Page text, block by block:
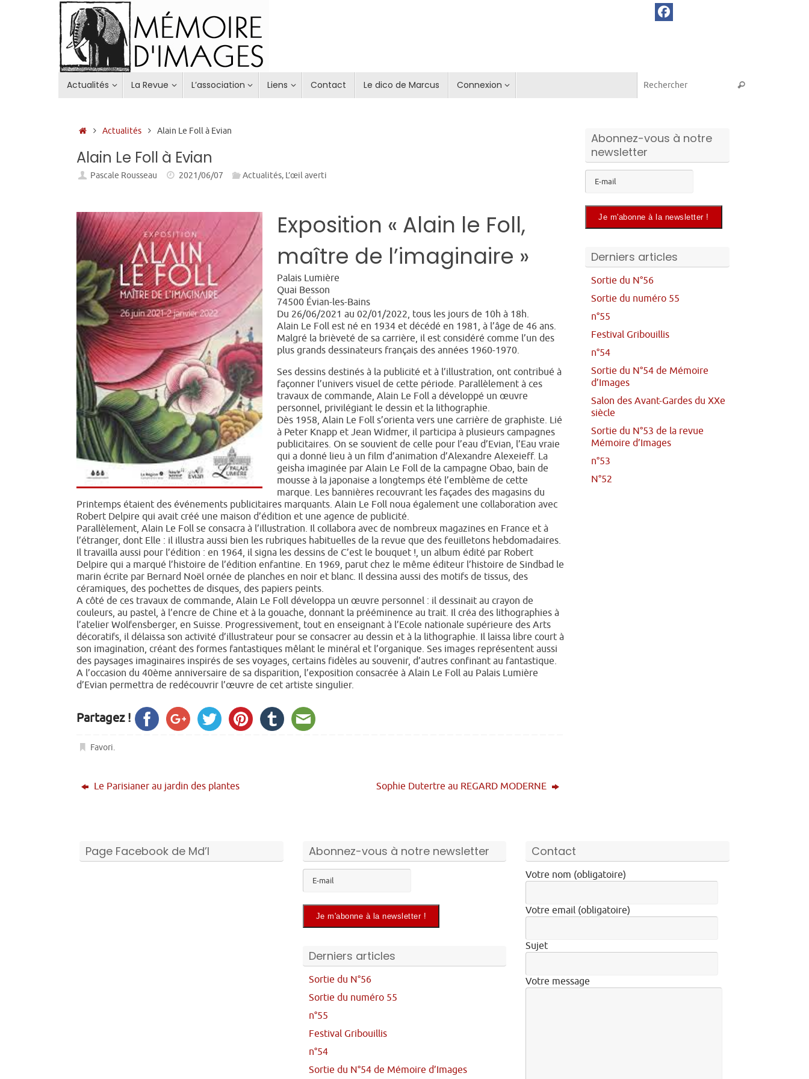
Actualités La Revue L’association Liens Contact Le dico de Marcus Connexion Rechercher
Accueil
Actualités Alain Le Foll à Evian
Alain Le Foll à Evian
Pascale Rousseau 2021/06/07 Actualités, L’œil averti
Exposition « Alain le Foll,
maître de l’imaginaire »
Palais Lumière
Quai Besson
74500 Évian-les-Bains
Du 26/06/2021 au 02/01/2022, tous les jours de 10h à 18h.
Alain Le Foll est né en 1934 et décédé en 1981, à l’âge de 46 ans.
Malgré la brièveté de sa carrière, il est considéré comme l’un des
plus grands dessinateurs français des années 1960-1970.
Ses dessins destinés à la publicité et à l’illustration, ont contribué à
façonner l’univers visuel de cette période. Parallèlement à ces
travaux de commande, Alain Le Foll a développé un œuvre
personnel, privilégiant le dessin et la lithographie.
Dès 1958, Alain Le Foll s’orienta vers une carrière de graphiste. Lié
à Peter Knapp et Jean Widmer, il participa à plusieurs campagnes
publicitaires. On se souvient de celle pour l’eau d’Evian, l’Eau vraie
qui a donné lieu à un film d’animation d’Alexandre Alexeieff. La
geisha imaginée par Alain Le Foll de la campagne Obao, bain de
mousse à la japonaise a longtemps été l’emblème de cette
marque. Les bannières recouvrant les façades des magasins du
Printemps étaient des événements publicitaires marquants. Alain Le Foll noua également une collaboration avec
Robert Delpire qui avait créé une maison d’édition et une agence de publicité.
Parallèlement, Alain Le Foll se consacra à l’illustration. Il collabora avec de nombreux magazines en France et à
l’étranger, dont Elle : il illustra aussi bien les rubriques habituelles de la revue que des feuilletons hebdomadaires.
Il travailla aussi pour l’édition : en 1964, il signa les dessins de C’est le bouquet !, un album édité par Robert
Delpire qui a marqué l’histoire de l’édition enfantine. En 1969, parut chez le même éditeur l’histoire de Sindbad le
marin écrite par Bernard Noël ornée de planches en noir et blanc. Il dessina aussi des motifs de tissus, des
céramiques, des pochettes de disques, des papiers peints.
A côté de ces travaux de commande, Alain Le Foll développa un œuvre personnel : il dessinait au crayon de
couleurs, au pastel, à l’encre de Chine et à la gouache, donnant la prééminence au trait. Il créa des lithographies à
l’atelier Wolfensberger, en Suisse. Progressivement, tout en enseignant à l’Ecole nationale supérieure des Arts
décoratifs, il délaissa son activité d’illustrateur pour se consacrer au dessin et à la lithographie. Il laissa libre court à
son imagination, créant des formes fantastiques mêlant le minéral et l’organique. Ses images représentent aussi
des paysages imaginaires inspirés de ses voyages, certains fidèles au souvenir, d’autres confinant au fantastique.
A l’occasion du 40ème anniversaire de sa disparition, l’exposition consacrée à Alain Le Foll au Palais Lumière
d’Evian permettra de redécouvrir l’œuvre de cet artiste singulier.
Partagez !
Favori.
Le Parisianer au jardin des plantes Sophie Dutertre au REGARD MODERNE
Abonnez-vous à notre
newsletter
Derniers articles
Sortie du N°56
Sortie du numéro 55
n°55
Festival Gribouillis
n°54
Sortie du N°54 de Mémoire
d’Images
Salon des Avant-Gardes du XXe
siècle
Sortie du N°53 de la revue
Mémoire d’Images
n°53
N°52
Page Facebook de Md’I Abonnez-vous à notre newsletter
Derniers articles
Sortie du N°56
Sortie du numéro 55
n°55
Festival Gribouillis
n°54
Sortie du N°54 de Mémoire d’Images
Contact
Votre nom (obligatoire)
Votre email (obligatoire)
Sujet
Votre message